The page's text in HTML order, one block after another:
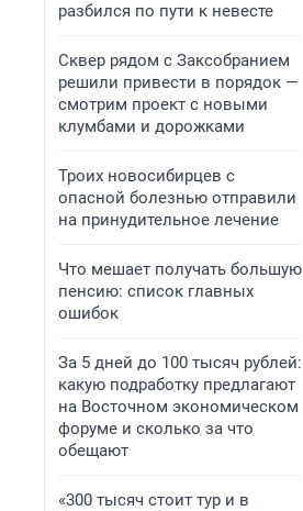
разбился по пути к невесте
Сквер рядом с Заксобранием
решили привести в порядок —
смотрим проект с новыми
клумбами и дорожками
Троих новосибирцев с
опасной болезнью отправили
на принудительное лечение
Что мешает получать большую
пенсию: список главных
ошибок
За 5 дней до 100 тысяч рублей:
какую подработку предлагают
на Восточном экономическом
форуме и сколько за что
обещают
«300 тысяч стоит тур и в